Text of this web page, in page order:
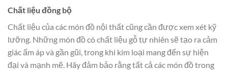
Chất liệu đồng bộ
Chất liệu của các món đồ nội thất cũng cần được xem xét kỹ
lưỡng. Những món đồ có chất liệu gỗ tự nhiên sẽ tạo ra cảm
giác ấm áp và gần gũi, trong khi kim loại mang đến sự hiện
đại và mạnh mẽ. Hãy đảm bảo rằng tất cả các món đồ trong